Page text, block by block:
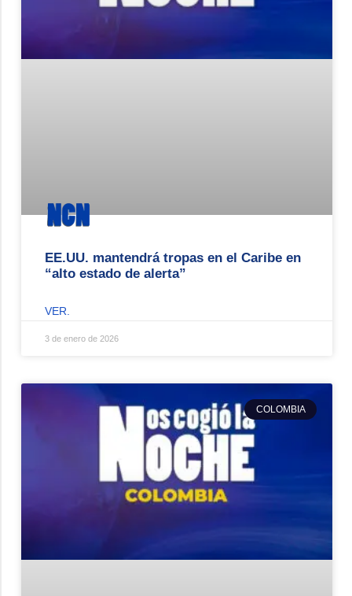
EE.UU. mantendrá tropas en el Caribe en
“alto estado de alerta”
VER.
3 de enero de 2026
COLOMBIA